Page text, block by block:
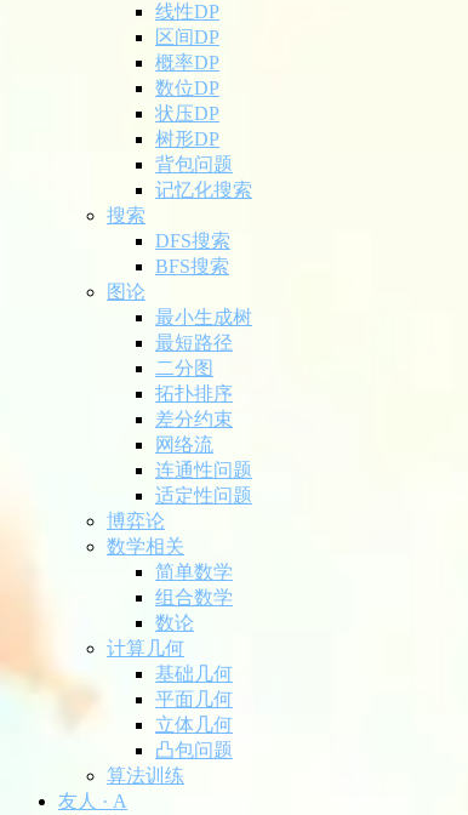
线性DP
区间DP
概率DP
数位DP
状压DP
树形DP
背包问题
记忆化搜索
搜索
DFS搜索
BFS搜索
图论
最小生成树
最短路径
二分图
拓扑排序
差分约束
网络流
连通性问题
适定性问题
博弈论
数学相关
简单数学
组合数学
数论
计算几何
基础几何
平面几何
立体几何
凸包问题
算法训练
友人 · A